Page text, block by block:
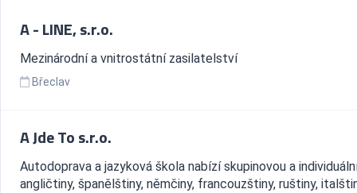
A - LINE, s.r.o.
Mezinárodní a vnitrostátní zasilatelství
Břeclav
A Jde To s.r.o.
Autodoprava a jazyková škola nabízí skupinovou a
angličtiny, španělštiny, němčiny, francouzštiny, ruštiny,